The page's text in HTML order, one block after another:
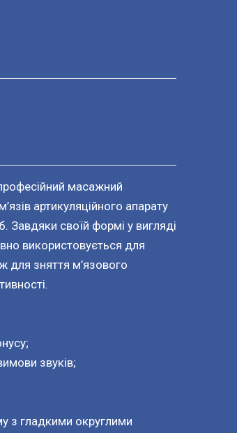
масажний
артикуляційного апарату
Завдяки своїй формі у вигляді
використовується для
для зняття м’язового
звуків;
з гладкими округлими